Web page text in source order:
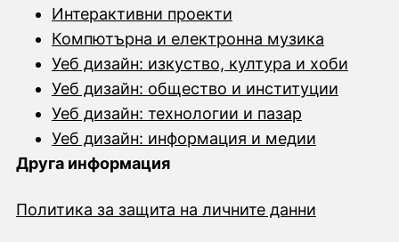
Интерактивни проекти
Компютърна и електронна музика
Уеб дизайн: изкуство, култура и хоби
Уеб дизайн: общество и институции
Уеб дизайн: технологии и пазар
Уеб дизайн: информация и медии
Друга информация
Политика за защита на личните данни